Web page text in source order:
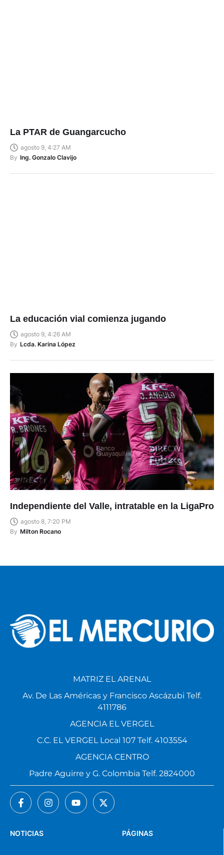
La PTAR de Guangarcucho
agosto 9, 4:27 AM
By Ing. Gonzalo Clavijo
La educación vial comienza jugando
agosto 9, 4:26 AM
By Lcda. Karina López
Independiente del Valle, intratable en la LigaPro
agosto 8, 7:20 PM
By Milton Rocano
PÁGINAS
NOTICIAS
MATRIZ EL ARENAL
Av. De Las Américas y Francisco Ascázubi Telf.
4111786
AGENCIA EL VERGEL
C.C. EL VERGEL Local 107 Telf. 4103554
AGENCIA CENTRO
Padre Aguirre y G. Colombia Telf. 2824000